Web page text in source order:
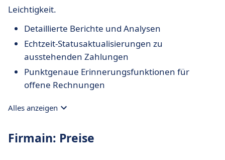
Leichtigkeit.
Detaillierte Berichte und Analysen
Echtzeit-Statusaktualisierungen zu
ausstehenden Zahlungen
Punktgenaue Erinnerungsfunktionen für
offene Rechnungen
Alles anzeigen
Firmain: Preise